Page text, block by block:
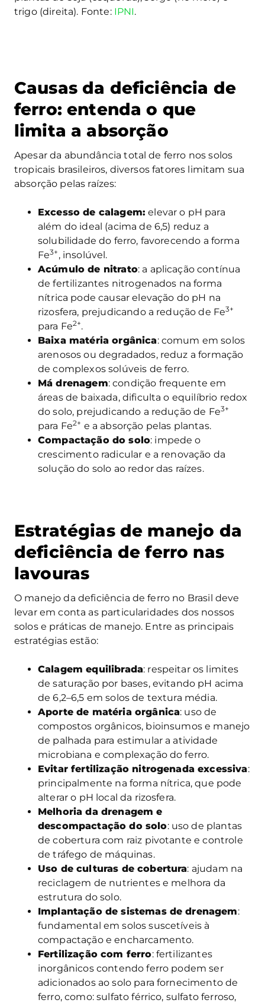
trigo (direita). Fonte: IPNI.
Causas da deficiência de
ferro: entenda o que
limita a absorção
Apesar da abundância total de ferro nos solos
tropicais brasileiros, diversos fatores limitam sua
absorção pelas raízes:
Excesso de calagem: elevar o pH para
além do ideal (acima de 6,5) reduz a
solubilidade do ferro, favorecendo a forma
Fe3+ , insolúvel.
Acúmulo de nitrato: a aplicação contínua
de fertilizantes nitrogenados na forma
nítrica pode causar elevação do pH na
rizosfera, prejudicando a redução de Fe3+
para Fe2+.
Baixa matéria orgânica: comum em solos
arenosos ou degradados, reduz a formação
de complexos solúveis de ferro.
Má drenagem: condição frequente em
áreas de baixada, dificulta o equilíbrio redox
do solo, prejudicando a redução de Fe3+
para Fe2+ e a absorção pelas plantas.
Compactação do solo: impede o
crescimento radicular e a renovação da
solução do solo ao redor das raízes.
Estratégias de manejo da
deficiência de ferro nas
lavouras
O manejo da deficiência de ferro no Brasil deve
levar em conta as particularidades dos nossos
solos e práticas de manejo. Entre as principais
estratégias estão:
Calagem equilibrada: respeitar os limites
de saturação por bases, evitando pH acima
de 6,2–6,5 em solos de textura média.
Aporte de matéria orgânica: uso de
compostos orgânicos, bioinsumos e manejo
de palhada para estimular a atividade
microbiana e complexação do ferro.
Evitar fertilização nitrogenada excessiva:
principalmente na forma nítrica, que pode
alterar o pH local da rizosfera.
Melhoria da drenagem e
descompactação do solo: uso de plantas
de cobertura com raiz pivotante e controle
de tráfego de máquinas.
Uso de culturas de cobertura: ajudam na
reciclagem de nutrientes e melhora da
estrutura do solo.
Implantação de sistemas de drenagem:
fundamental em solos suscetíveis à
compactação e encharcamento.
Fertilização com ferro: fertilizantes
inorgânicos contendo ferro podem ser
adicionados ao solo para fornecimento de
ferro, como: sulfato férrico, sulfato ferroso,